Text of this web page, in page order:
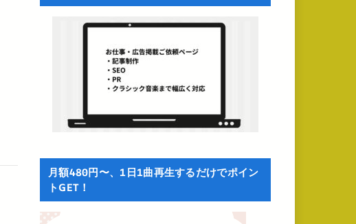
月額480円〜、1日1曲再生するだけでポイン
トGET！